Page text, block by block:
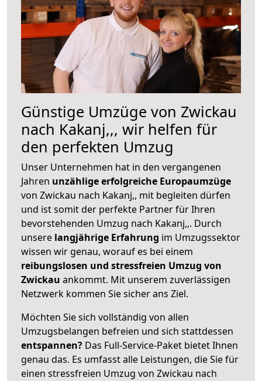
Günstige Umzüge von Zwickau
nach Kakanj,,, wir helfen für
den perfekten Umzug
Unser Unternehmen hat in den vergangenen
Jahren unzählige erfolgreiche Europaumzüge
von Zwickau nach Kakanj,, mit begleiten dürfen
und ist somit der perfekte Partner für Ihren
bevorstehenden Umzug nach Kakanj,,. Durch
unsere langjährige Erfahrung im Umzugssektor
wissen wir genau, worauf es bei einem
reibungslosen und stressfreien Umzug von
Zwickau ankommt. Mit unserem zuverlässigen
Netzwerk kommen Sie sicher ans Ziel.
Möchten Sie sich vollständig von allen
Umzugsbelangen befreien und sich stattdessen
entspannen? Das Full-Service-Paket bietet Ihnen
genau das. Es umfasst alle Leistungen, die Sie für
einen stressfreien Umzug von Zwickau nach